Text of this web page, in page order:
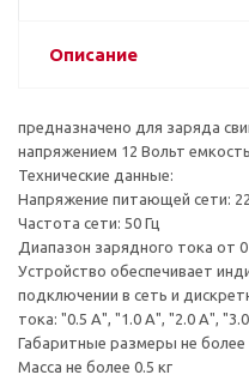
Описание
предназначено для заряда
напряжением 12 Вольт
Технические данные:
Напряжение питающей сети:
Частота сети: 50 Гц
Диапазон зарядного тока от
Устройство обеспечивает
подключении в сеть и
тока: "0.5 А", "1.0 А", "2.0 А",
Габаритные размеры не более
Масса не более 0.5 кг